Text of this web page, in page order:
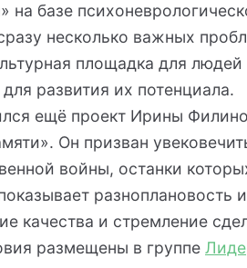
на базе
несколько важных
площадка для
развития их потенциала.
ещё проект Ирины
Он призван
войны, останки
разноплановость
качества и стремление
размещены в группе